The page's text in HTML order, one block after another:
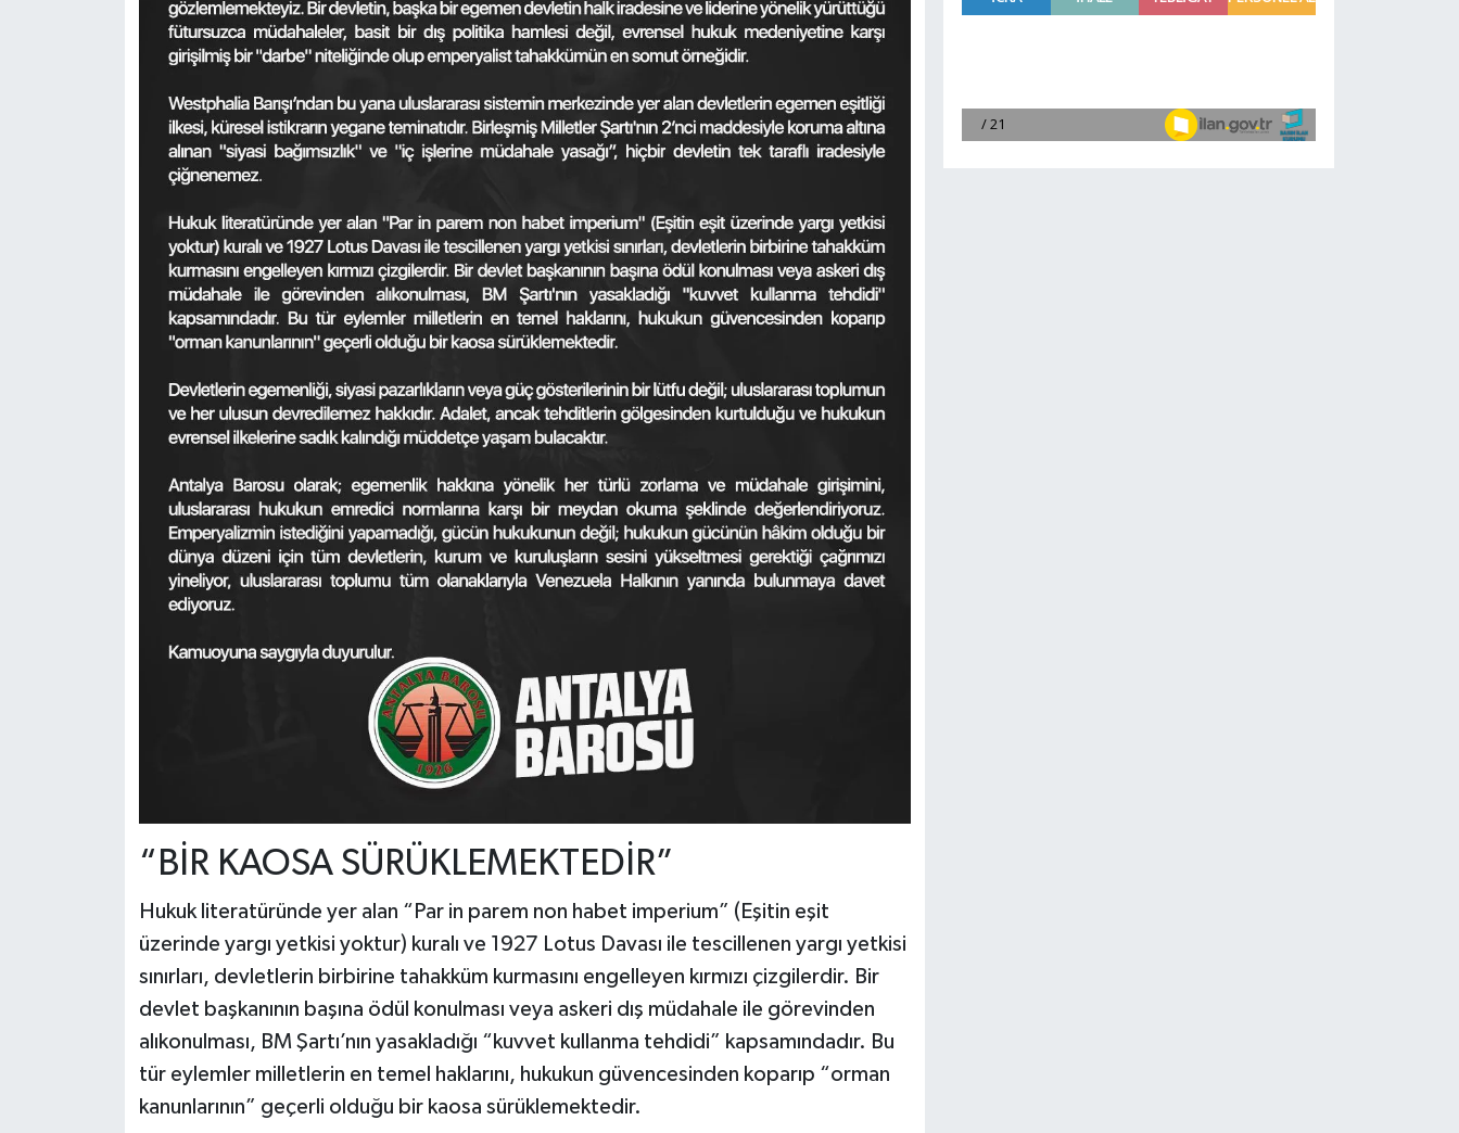
“BİR KAOSA SÜRÜKLEMEKTEDİR”
Hukuk literatüründe yer alan “Par in parem non habet imperium” (Eşitin eşit
üzerinde yargı yetkisi yoktur) kuralı ve 1927 Lotus Davası ile tescillenen yargı yetkisi
sınırları, devletlerin birbirine tahakküm kurmasını engelleyen kırmızı çizgilerdir. Bir
devlet başkanının başına ödül konulması veya askeri dış müdahale ile görevinden
alıkonulması, BM Şartı’nın yasakladığı “kuvvet kullanma tehdidi” kapsamındadır. Bu
tür eylemler milletlerin en temel haklarını, hukukun güvencesinden koparıp “orman
kanunlarının” geçerli olduğu bir kaosa sürüklemektedir.